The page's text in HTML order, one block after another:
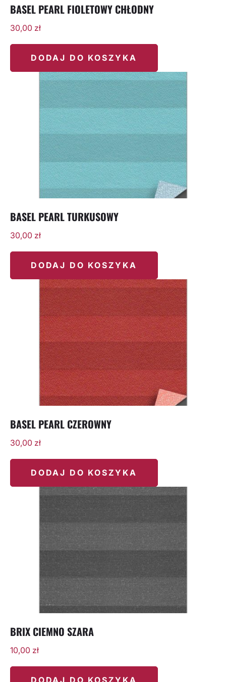
BASEL PEARL FIOLETOWY CHŁODNY
30,00 zł
DODAJ DO KOSZYKA
BASEL PEARL TURKUSOWY
30,00 zł
DODAJ DO KOSZYKA
BASEL PEARL CZEROWNY
30,00 zł
DODAJ DO KOSZYKA
BRIX CIEMNO SZARA
10,00 zł
DODAJ DO KOSZYKA